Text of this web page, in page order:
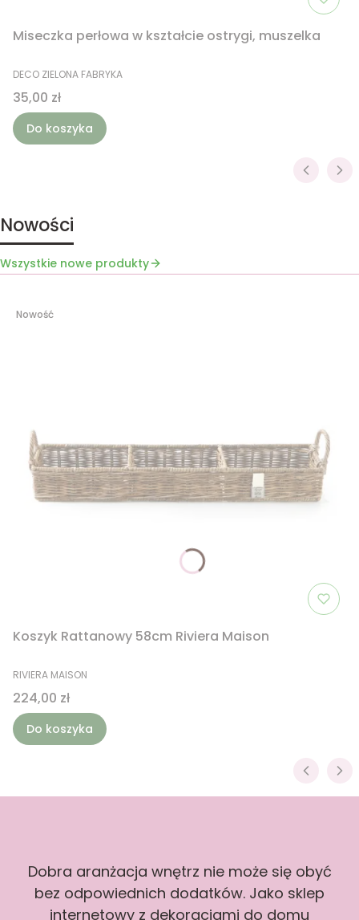
Miseczka perłowa w kształcie ostrygi, muszelka
PRODUCENT
DECO ZIELONA FABRYKA
Cena
35,00 zł
Do koszyka
Nowości
Wszystkie nowe produkty
Nowość
Koszyk Rattanowy 58cm Riviera Maison
PRODUCENT
RIVIERA MAISON
Cena
224,00 zł
Do koszyka
Dobra aranżacja wnętrz nie może się obyć
bez odpowiednich dodatków. Jako sklep
internetowy z dekoracjami do domu